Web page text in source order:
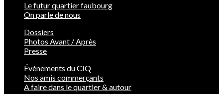
Le futur quartier faubourg
On parle de nous
Dossiers
Photos Avant / Après
Presse
Évènements du CIQ
Nos amis commerçants
A faire dans le quartier & autour